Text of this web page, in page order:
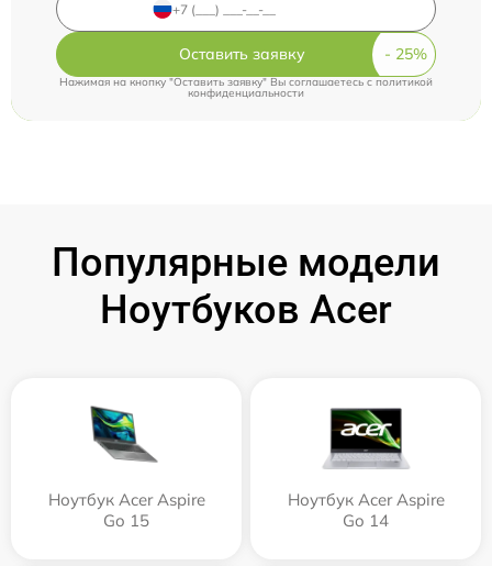
Оставить заявку
Нажимая на кнопку "Оставить заявку" Вы соглашаетесь cполитикой
конфиденциальности
Популярные модели
Ноутбуков Acer
Ноутбук Acer Aspire
Go 15
Ноутбук Acer Aspire
Go 14